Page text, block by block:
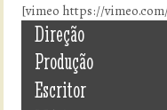
[vimeo https://vimeo.com/
Direção
Produção
Escritor